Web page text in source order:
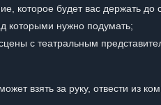
которое будет вас держать до
которыми нужно подумать;
с театральным
взять за руку, отвести из